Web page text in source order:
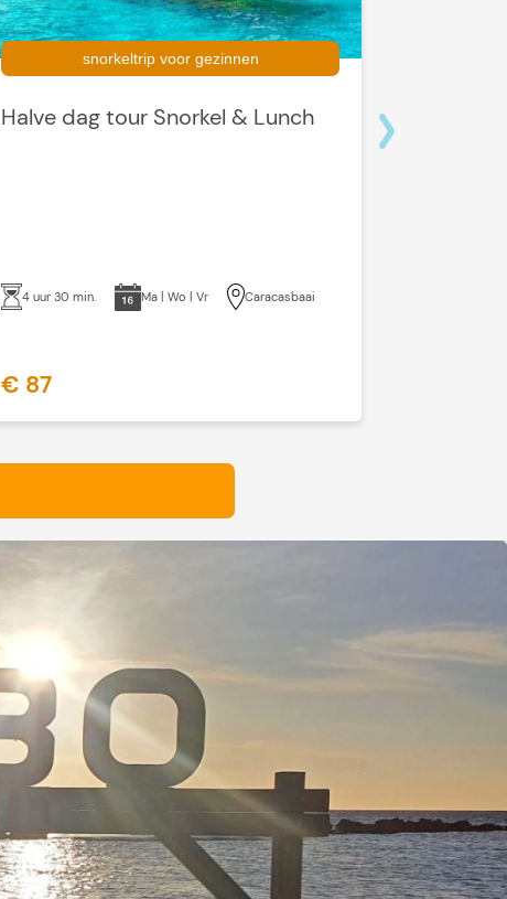
snorkeltrip voor gezinnen
Halve dag tour Snorkel & Lunch
4 uur 30 min. Ma | Wo | Vr Caracasbaai
€ 87